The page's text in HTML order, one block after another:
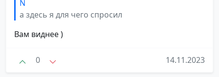
N
а здесь я для чего спросил
Вам виднее )
0 14.11.2023